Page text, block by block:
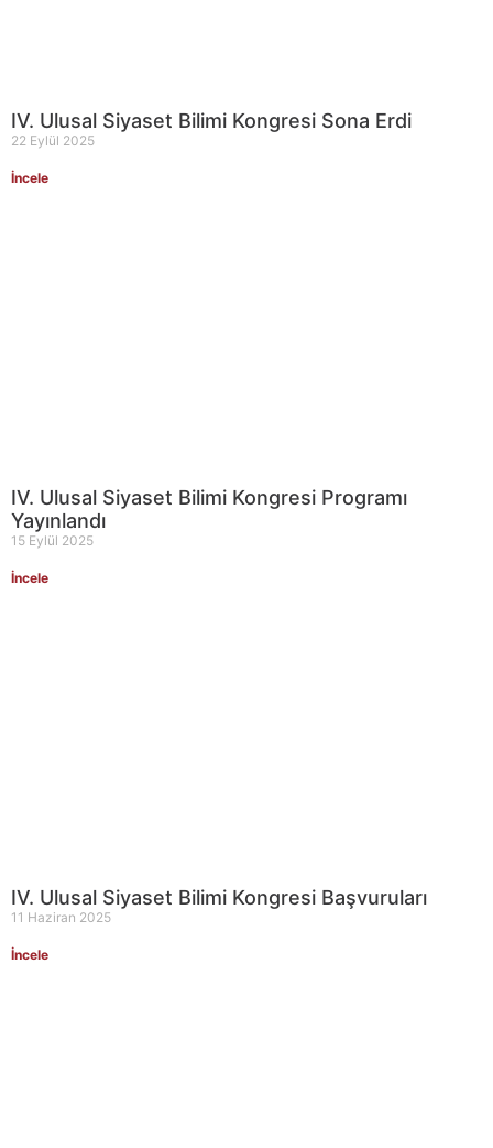
IV. Ulusal Siyaset Bilimi Kongresi Sona Erdi
22 Eylül 2025
İncele
IV. Ulusal Siyaset Bilimi Kongresi Programı
Yayınlandı
15 Eylül 2025
İncele
IV. Ulusal Siyaset Bilimi Kongresi Başvuruları
11 Haziran 2025
İncele